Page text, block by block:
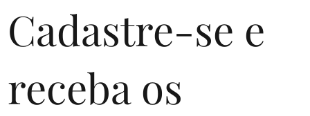
Cadastre-se e
receba os